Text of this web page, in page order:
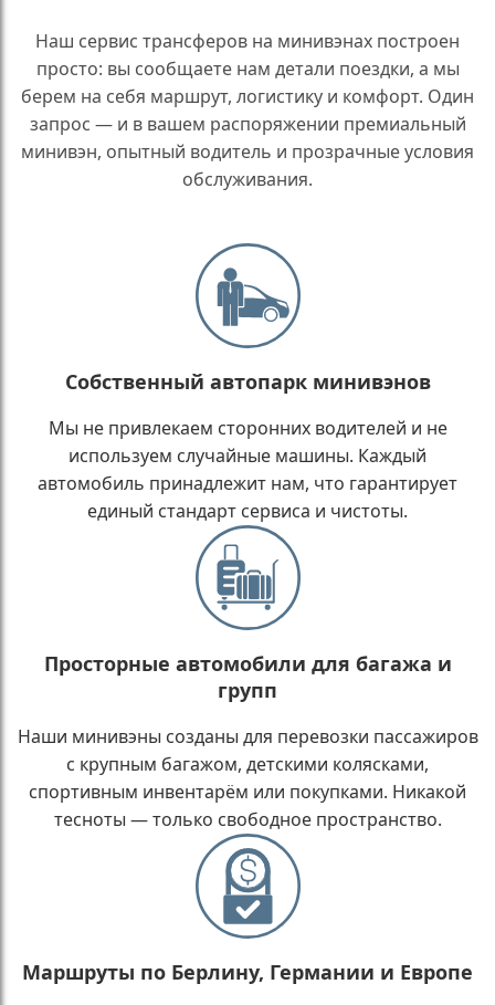
Наш сервис трансферов на минивэнах построен
просто: вы сообщаете нам детали поездки, а мы
берем на себя маршрут, логистику и комфорт. Один
запрос — и в вашем распоряжении премиальный
минивэн, опытный водитель и прозрачные условия
обслуживания.
Собственный автопарк минивэнов
Мы не привлекаем сторонних водителей и не
используем случайные машины. Каждый
автомобиль принадлежит нам, что гарантирует
единый стандарт сервиса и чистоты.
Просторные автомобили для багажа и
групп
Наши минивэны созданы для перевозки пассажиров
с крупным багажом, детскими колясками,
спортивным инвентарём или покупками. Никакой
тесноты — только свободное пространство.
Маршруты по Берлину, Германии и Европе